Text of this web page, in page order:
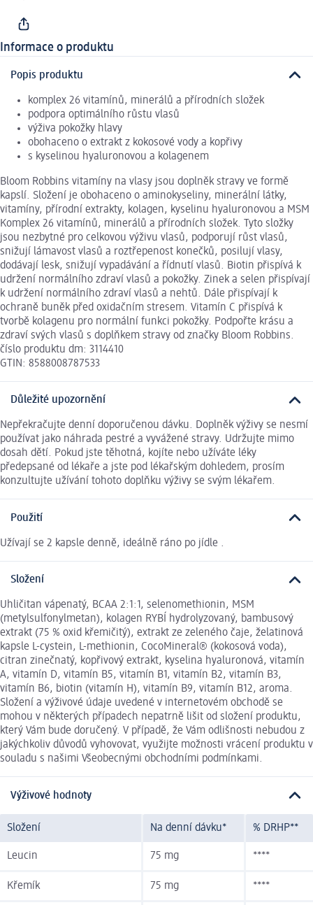
Informace o produktu
Popis produktu
komplex 26 vitamínů, minerálů a přírodních složek
podpora optimálního růstu vlasů
výživa pokožky hlavy
obohaceno o extrakt z kokosové vody a kopřivy
s kyselinou hyaluronovou a kolagenem
Bloom Robbins vitamíny na vlasy jsou doplněk stravy ve formě
kapslí. Složení je obohaceno o aminokyseliny, minerální látky,
vitamíny, přírodní extrakty, kolagen, kyselinu hyaluronovou a MSM
Komplex 26 vitamínů, minerálů a přírodních složek. Tyto složky
jsou nezbytné pro celkovou výživu vlasů, podporují růst vlasů,
snižují lámavost vlasů a roztřepenost konečků, posilují vlasy,
dodávají lesk, snižují vypadávání a řídnutí vlasů. Biotin přispívá k
udržení normálního zdraví vlasů a pokožky. Zinek a selen přispívají
k udržení normálního zdraví vlasů a nehtů. Dále přispívají k
ochraně buněk před oxidačním stresem. Vitamín C přispívá k
tvorbě kolagenu pro normální funkci pokožky. Podpořte krásu a
zdraví svých vlasů s doplňkem stravy od značky Bloom Robbins.
číslo produktu dm: 3114410
GTIN: 8588008787533
Důležité upozornění
Nepřekračujte denní doporučenou dávku. Doplněk výživy se nesmí
používat jako náhrada pestré a vyvážené stravy. Udržujte mimo
dosah dětí. Pokud jste těhotná, kojíte nebo užíváte léky
předepsané od lékaře a jste pod lékařským dohledem, prosím
konzultujte užívání tohoto doplňku výživy se svým lékařem.
Použití
Užívají se 2 kapsle denně, ideálně ráno po jídle .
Složení
Uhličitan vápenatý, BCAA 2:1:1, selenomethionin, MSM
(metylsulfonylmetan), kolagen RYBÍ hydrolyzovaný, bambusový
extrakt (75 % oxid křemičitý), extrakt ze zeleného čaje, želatinová
kapsle L-cystein, L-methionin, CocoMineral® (kokosová voda),
citran zinečnatý, kopřivový extrakt, kyselina hyaluronová, vitamín
A, vitamín D, vitamín B5, vitamín B1, vitamín B2, vitamín B3,
vitamín B6, biotin (vitamín H), vitamín B9, vitamín B12, aroma.
Složení a výživové údaje uvedené v internetovém obchodě se
mohou v některých případech nepatrně lišit od složení produktu,
který Vám bude doručený. V případě, že Vám odlišnosti nebudou z
jakýchkoliv důvodů vyhovovat, využijte možnosti vrácení produktu v
souladu s našimi Všeobecnými obchodními podmínkami.
Výživové hodnoty
Složení Na denní dávku* % DRHP**
Leucin 75 mg ****
Křemík 75 mg ****